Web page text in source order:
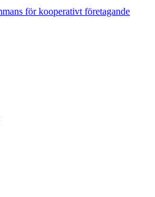
för kooperativt företagande